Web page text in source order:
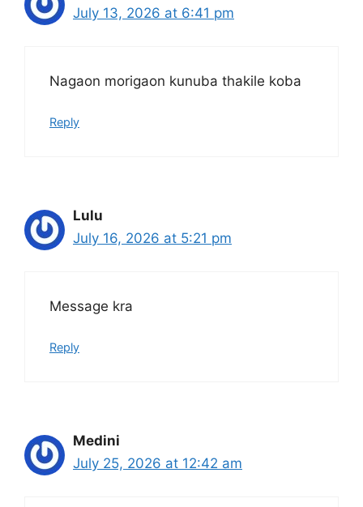
July 13, 2026 at 6:41 pm
Nagaon morigaon kunuba thakile koba
Reply
Lulu
July 16, 2026 at 5:21 pm
Message kra
Reply
Medini
July 25, 2026 at 12:42 am